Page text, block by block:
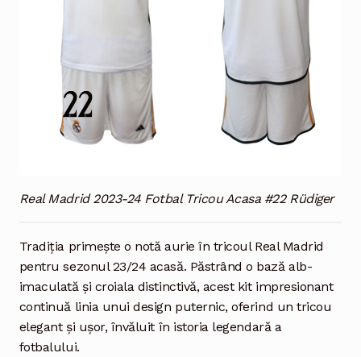
Real Madrid 2023-24 Fotbal Tricou Acasa #22 Rüdiger
Tradiția primește o notă aurie în tricoul Real Madrid
pentru sezonul 23/24 acasă. Păstrând o bază alb-
imaculată și croiala distinctivă, acest kit impresionant
continuă linia unui design puternic, oferind un tricou
elegant și ușor, învăluit în istoria legendară a
fotbalului.